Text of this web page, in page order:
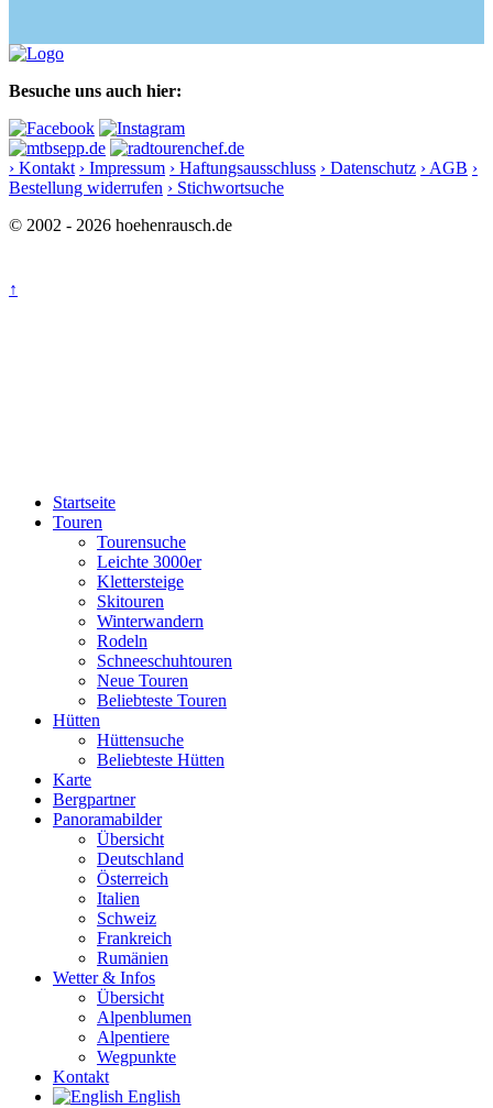
Besuche uns auch hier:
› Kontakt › Impressum › Haftungsausschluss › Datenschutz › AGB ›
Bestellung widerrufen › Stichwortsuche
© 2002 - 2026 hoehenrausch.de
↑
Startseite
Touren
Tourensuche
Leichte 3000er
Klettersteige
Skitouren
Winterwandern
Rodeln
Schneeschuhtouren
Neue Touren
Beliebteste Touren
Hütten
Hüttensuche
Beliebteste Hütten
Karte
Bergpartner
Panoramabilder
Übersicht
Deutschland
Österreich
Italien
Schweiz
Frankreich
Rumänien
Wetter & Infos
Übersicht
Alpenblumen
Alpentiere
Wegpunkte
Kontakt
English